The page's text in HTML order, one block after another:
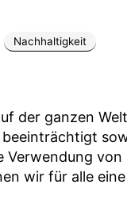
Nachhaltigkeit
der ganzen
wir für alle